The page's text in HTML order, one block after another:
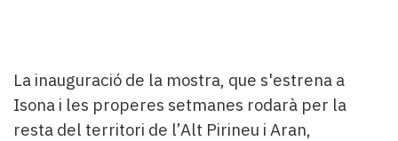
La inauguració de la mostra, que s'estrena a
Isona i les properes setmanes rodarà per la
resta del territori de l’Alt Pirineu i Aran,